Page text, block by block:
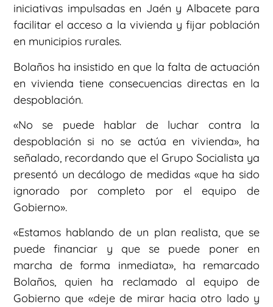
iniciativas impulsadas en Jaén y Albacete para
facilitar el acceso a la vivienda y fijar población
en municipios rurales.
Bolaños ha insistido en que la falta de actuación
en vivienda tiene consecuencias directas en la
despoblación.
«No se puede hablar de luchar contra la
despoblación si no se actúa en vivienda», ha
señalado, recordando que el Grupo Socialista ya
presentó un decálogo de medidas «que ha sido
ignorado por completo por el equipo de
Gobierno».
«Estamos hablando de un plan realista, que se
puede financiar y que se puede poner en
marcha de forma inmediata», ha remarcado
Bolaños, quien ha reclamado al equipo de
Gobierno que «deje de mirar hacia otro lado y